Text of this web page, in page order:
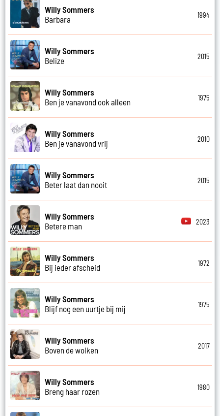
Willy Sommers
Barbara
1994
Willy Sommers
Belize
2015
Willy Sommers
Ben je vanavond ook alleen
1975
Willy Sommers
Ben je vanavond vrij
2010
Willy Sommers
Beter laat dan nooit
2015
Willy Sommers
Betere man
2023
Willy Sommers
Bij ieder afscheid
1972
Willy Sommers
Blijf nog een uurtje bij mij
1975
Willy Sommers
Boven de wolken
2017
Willy Sommers
Breng haar rozen
1980